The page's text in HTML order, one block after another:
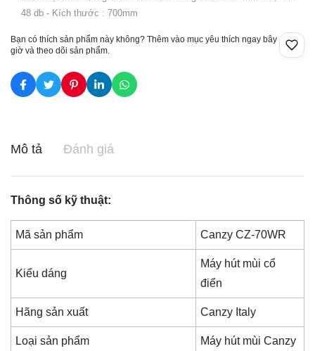
48 db - Kích thước : 700mm
Bạn có thích sản phẩm này không? Thêm vào mục yêu thích ngay bây
giờ và theo dõi sản phẩm.
Mô tả Đánh giá
Thông số kỹ thuật:
Mã sản phẩm Canzy CZ-70WR
Kiểu dáng
Máy hút mùi cổ
điển
Hãng sản xuất Canzy Italy
Loại sản phẩm Máy hút mùi Canzy